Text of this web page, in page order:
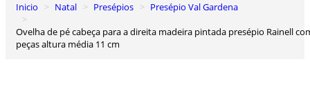
Inicio Natal Presépios
Presépio Val Gardena
Ovelha de pé cabeça para a direita madeira pintada presépio Rainell com
peças altura média 11 cm